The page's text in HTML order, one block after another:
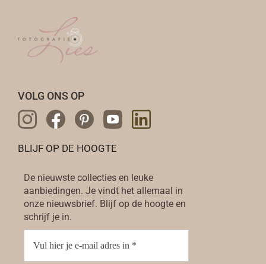
VOLG ONS OP
BLIJF OP DE HOOGTE
De nieuwste collecties en leuke
aanbiedingen. Je vindt het allemaal in
onze nieuwsbrief. Blijf op de hoogte en
schrijf je in.